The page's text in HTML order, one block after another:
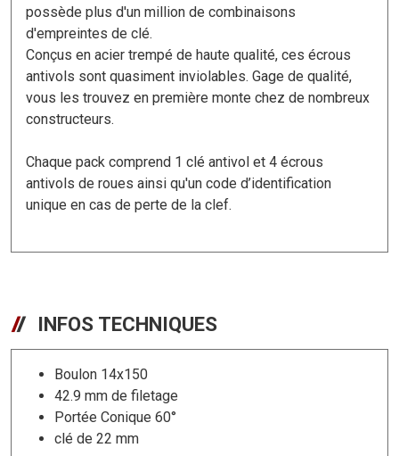
possède plus d'un million de combinaisons
d'empreintes de clé.
Conçus en acier trempé de haute qualité, ces écrous
antivols sont quasiment inviolables. Gage de qualité,
vous les trouvez en première monte chez de nombreux
constructeurs.
Chaque pack comprend 1 clé antivol et 4 écrous
antivols de roues ainsi qu'un code d’identification
unique en cas de perte de la clef.
INFOS TECHNIQUES
Boulon 14x150
42.9 mm de filetage
Portée Conique 60°
clé de 22 mm